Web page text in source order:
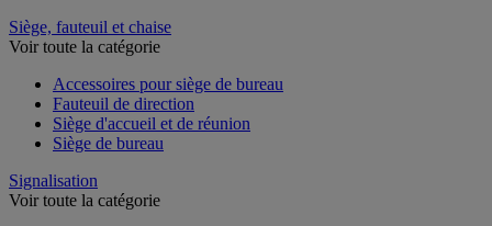
Siège, fauteuil et chaise
Voir toute la catégorie
Accessoires pour siège de bureau
Fauteuil de direction
Siège d'accueil et de réunion
Siège de bureau
Signalisation
Voir toute la catégorie